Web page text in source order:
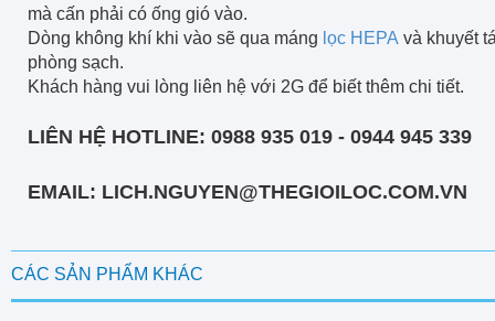
mà cấn phải có ống gió vào.
Dòng không khí khi vào sẽ qua máng lọc HEPA và khuyết
phòng sạch.
Khách hàng vui lòng liên hệ với 2G để biết thêm chi tiết.
LIÊN HỆ HOTLINE: 0988 935 019 - 0944 945 339
EMAIL: LICH.NGUYEN@THEGIOILOC.COM.VN
CÁC SẢN PHẨM KHÁC